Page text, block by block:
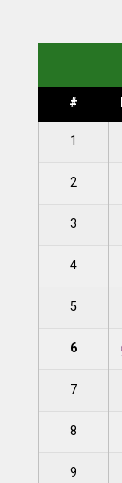
#
1
2
3
4
5
6
7
8
9